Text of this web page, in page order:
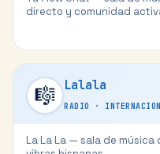
directo y comunidad
🎼 Lalala
RADIO ·
La La La — sala de